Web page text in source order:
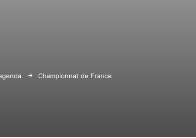
Championnat de France WASZP et Euro Cup France